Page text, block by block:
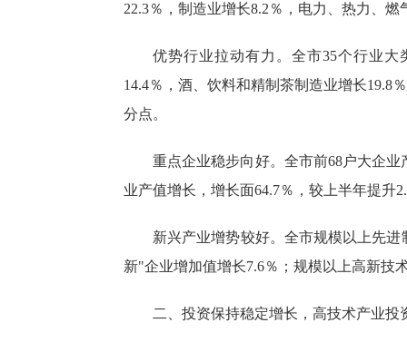
22.3％，制造业增长8.2 ％，电力、热力、燃
优势行业拉动有力。全市35个行业大
14.4％，酒、饮料和精制茶制造业增长19.8
分点。
重点企业稳步向好。 全市前68户大企业
业产值增长，增长面64.7％，较上半年提升
新兴产业增势较好。 全市规模以上先进
新"企业增加值增长7.6％；规模以上高新技
二、投资保持稳定增长 ，高技术产业投